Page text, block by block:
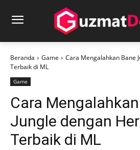
Beranda Game
Cara Mengalahkan Bane
Terbaik di ML
Game
Cara
Jungle dengan
Terbaik di ML